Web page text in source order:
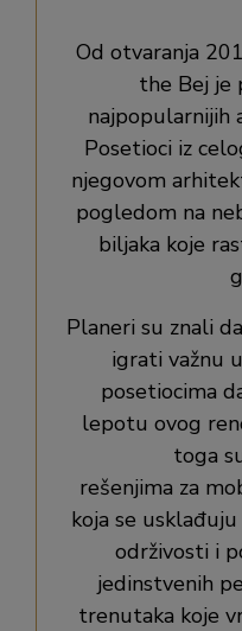
Od otvaranja
the Bej je
najpopularnijih
Posetioci iz
njegovom
pogledom na
biljaka koje
Planeri su znali
igrati važnu
posetiocima
lepotu ovog
toga
rešenjima za
koja se
održivosti i
jedinstvenih
trenutaka koje